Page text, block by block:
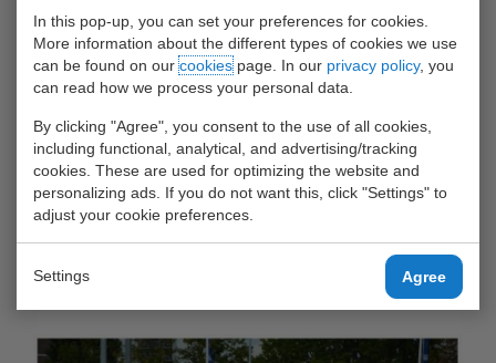
In this pop-up, you can set your preferences for cookies.
More information about the different types of cookies we use
can be found on ourcookiespage. In our privacy policy, you
can read how we process your personal data.
By clicking "Agree", you consent to the use of all cookies,
including functional, analytical, and advertising/tracking
cookies. These are used for optimizing the website and
personalizing ads. If you do not want this, click "Settings" to
adjust your cookie preferences.
Settings Agree
SEPTEMBER 2014 - CWO VoetbalsGoal - speelt in nieuw
tenue
van de wedstrijd tegen SVC'08, welke door CWO is
gewonnen!
United Waalhaven Terminals is trots om dit winnende team te
sponsoren: "Het is fantastisch om deze talentjes zo te zien
genieten en we rekenen erop dat ze nog vaak zullen